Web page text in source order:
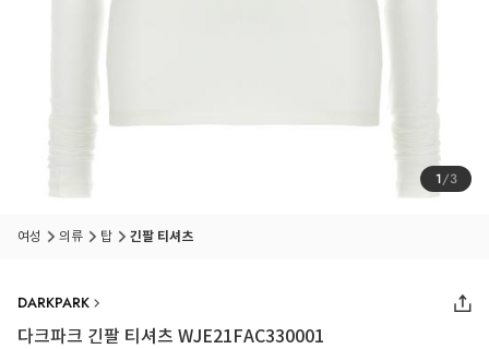
1/3
여성 의류 탑 긴팔 티셔츠
DARKPARK
다크파크 긴팔 티셔츠 WJE21FAC330001